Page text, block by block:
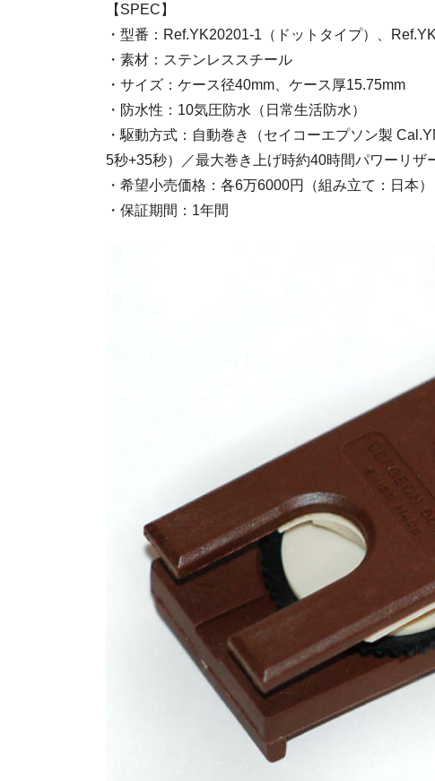
【SPEC】
・型番：Ref.YK20201-1（ドットタイプ）、
・素材：ステンレススチール
・サイズ：ケース径40mm、ケース厚15.75mm
・防水性：10気圧防水（日常生活防水）
・駆動方式：自動巻き（セイコーエプソン製
5秒+35秒）／最大巻き上げ時約40時間パワーリザ
・希望小売価格：各6万6000円（組み立て：日本）
・保証期間：1年間